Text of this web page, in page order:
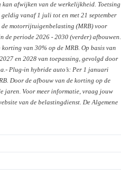
afwijken van de werkelijkheid. Toetsing
vanaf 1 juli tot en met 21 september
motorrijtuigenbelasting (MRB) voor
de periode 2026 - 2030 (verder) afbouwen.
van 30% op de MRB. Op basis van
en 2028 van toepassing, gevolgd door
Plug-in hybride auto’s: Per 1 januari
Door de afbouw van de korting op de
jaren. Voor meer informatie, vraag jouw
van de belastingdienst. De Algemene